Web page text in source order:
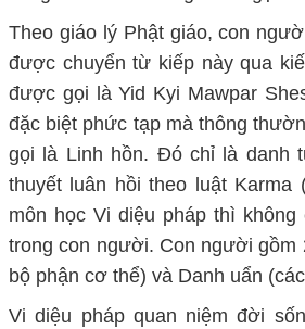
Theo giáo lý Phật giáo, con
được chuyển từ kiếp này qua
được gọi là Yid Kyi Mawpar
đặc biệt phức tạp mà thông
gọi là Linh hồn. Đó chỉ là danh
thuyết luân hồi theo luật Karma
môn học Vi diệu pháp thì
trong con người. Con người gồm
bộ phận cơ thể) và Danh uẩn
Vi diệu pháp quan niệm đời